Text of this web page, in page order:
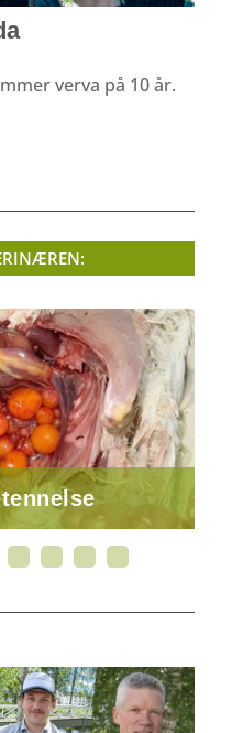
verva på 10 år.